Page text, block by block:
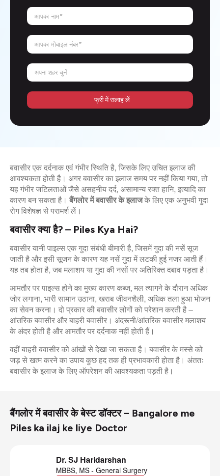
आपका नाम*
आपका मोबाइल नंबर*
अपना शहर चुनें
फ्री में सलाह लें
बवासीर एक दर्दनाक एवं गंभीर स्थिति है, जिसके लिए उचित इलाज की
आवश्यकता होती है। अगर बवासीर का इलाज समय पर नहीं किया गया, तो
यह गंभीर जटिलताओं जैसे असहनीय दर्द, असामान्य रक्त हानि, इत्यादि का
कारण बन सकता है। बैंगलोर में बवासीर के इलाजके लिए एक अनुभवी गुदा
रोग विशेषज्ञ से परामर्श लें।
बवासीर क्या है? – Piles Kya Hai?
बवासीर यानी पाइल्स एक गुदा संबंधी बीमारी है, जिसमें गुदा की नसें सूज
जाती है और इसी सूजन के कारण यह नसें गुदा में लटकी हुई नजर आती हैं।
यह तब होता है, जब मलाशय या गुदा की नसों पर अतिरिक्त दबाव पड़ता है।
आमतौर पर पाइल्स होने का मुख्य कारण कब्ज, मल त्यागने के दौरान अधिक
जोर लगाना, भारी सामान उठाना, खराब जीवनशैली, अधिक तला हुआ भोजन
का सेवन करना। दो प्रकार की बवासीर लोगों को परेशान करती है –
आंतरिक बवासीर और बाहरी बवासीर। अंदरूनी/आंतरिक बवासीर मलाशय
के अंदर होती है और आमतौर पर दर्दनाक नहीं होती हैं।
वहीं बाहरी बवासीर को आंखों से देखा जा सकता है। बवासीर के मस्से को
जड़ से खत्म करने का उपाय कुछ हद तक ही प्रभावकारी होता है। अंततः
बवासीर के इलाज के लिए ऑपरेशन की आवश्यकता पड़ती है।
बैंगलोर में बवासीर के बेस्ट डॉक्टर – Bangalore me
Piles ka ilaj ke liye Doctor
Dr. SJ Haridarshan
MBBS, MS - General Surgery